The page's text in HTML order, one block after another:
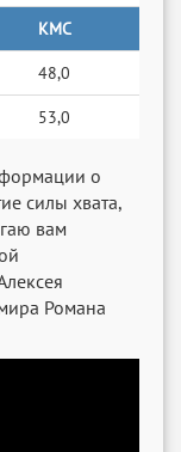
КМС
48,0
53,0
о
силы хвата,
вам
Романа